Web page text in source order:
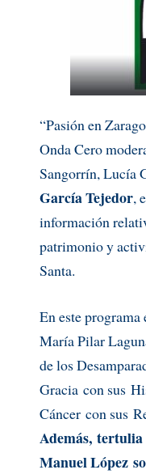
“Pasión en
Onda Cero
Sangorrín, Lucía
García Tejedor,
información
patrimonio y
Santa.
En este
María Pilar
de los
Gracia con sus
Cáncer con sus
Además,
Manuel López